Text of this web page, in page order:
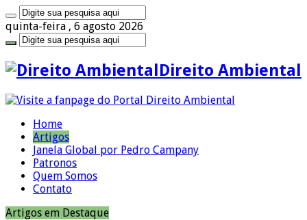
quinta-feira , 6 agosto 2026
Direito Ambiental
Home
Artigos
Janela Global por Pedro Campany
Patronos
Quem Somos
Contato
Artigos em Destaque